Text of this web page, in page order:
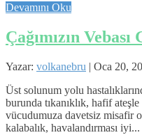
Devamını Oku
Çağımızın
Yazar: volkanebru | Oca 20,
Üst solunum yolu
burunda tıkanıklık, hafif
vücudumuza davetsiz misafir
kalabalık, havalandırması iyi...